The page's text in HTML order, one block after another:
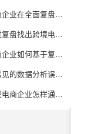
跨境电商企业在全面复盘运营时，应该重点关注哪些核心数据指标？
如何通过复盘找出跨境电商运营存在的主要问题？
跨境电商企业如何基于复盘结果规划下一阶段的发展方向？
复盘中常见的数据分析误区有哪些？企业应该如何避免？
高成长型电商企业怎样通过数据分析实现持续增长？